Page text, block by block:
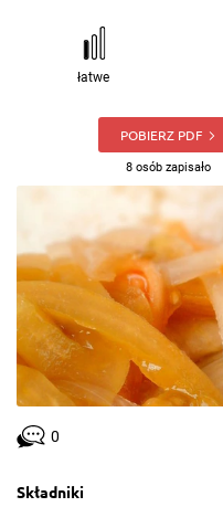
łatwe
POBIERZ PDF
8 osób zapisało
0
Składniki